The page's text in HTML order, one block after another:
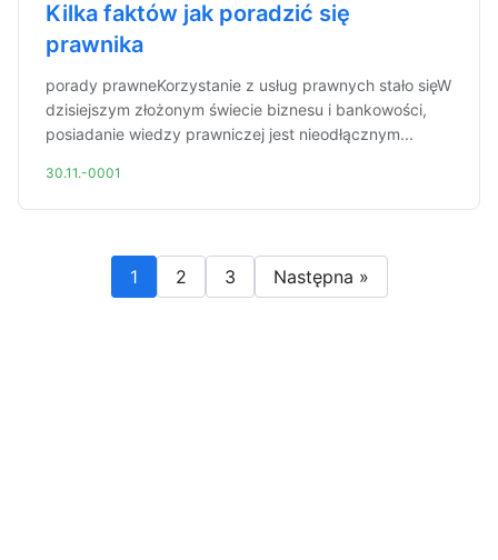
Kilka faktów jak poradzić się
prawnika
porady prawneKorzystanie z usług prawnych stało sięW
dzisiejszym złożonym świecie biznesu i bankowości,
posiadanie wiedzy prawniczej jest nieodłącznym...
30.11.-0001
1 2 3 Następna »